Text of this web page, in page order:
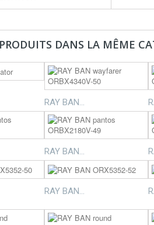
DANS LA MÊME
RAY BAN...
RAY BAN...
RAY BAN...